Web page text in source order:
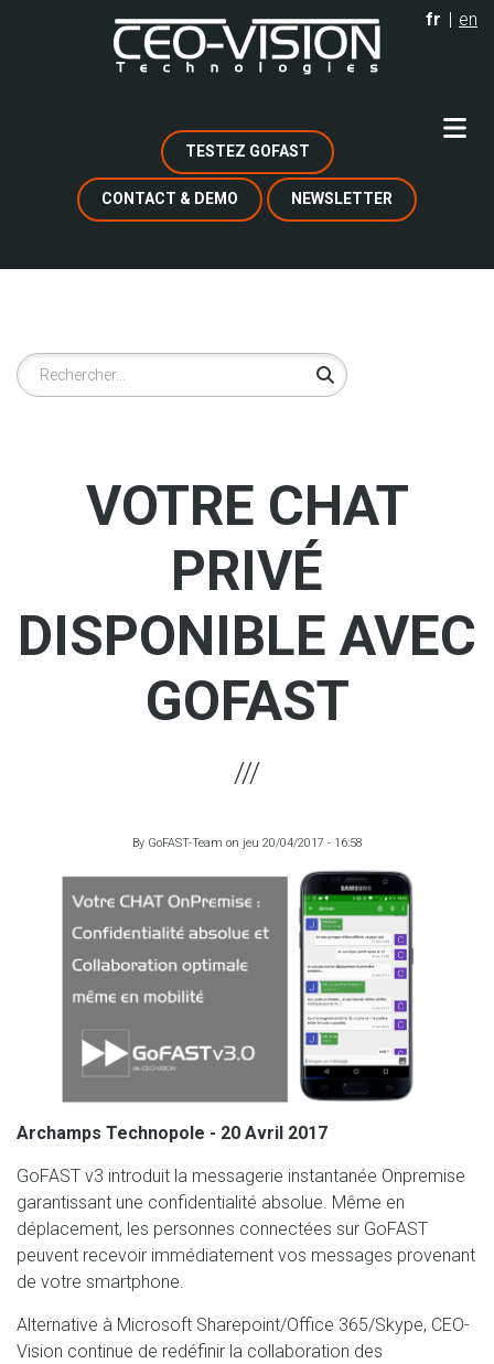
fr en
TESTEZ GOFAST
CONTACT & DEMO NEWSLETTER
Rechercher
VOTRE CHAT
PRIVÉ
DISPONIBLE AVEC
GOFAST
By GoFAST-Team on jeu 20/04/2017 - 16:58
Archamps Technopole - 20 Avril 2017
GoFAST v3 introduit la messagerie instantanée Onpremise
garantissant une confidentialité absolue. Même en
déplacement, les personnes connectées sur GoFAST
peuvent recevoir immédiatement vos messages provenant
de votre smartphone.
Alternative à Microsoft Sharepoint/Office 365/Skype, CEO-
Vision continue de redéfinir la collaboration des